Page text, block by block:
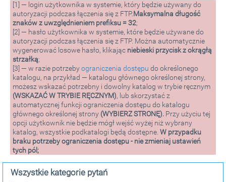
[1] — login użytkownika w systemie, który będzie używany do
autoryzacji podczas łączenia się z FTP.Maksymalna długość
znaków z uwzględnieniem prefiksu = 32;
[2] — hasło użytkownika w systemie, które będzie używane do
autoryzacji podczas łączenia się z FTP. Można automatycznie
wygenerować losowe hasło, klikając niebieski przycisk z okrągłą
strzałką;
[3] — w razie potrzebyograniczenia dostępu do określonego
katalogu, na przykład — katalogu głównego określonej strony,
możesz wskazać potrzebny i dowolny katalog w trybie ręcznym
(WSKAZAĆ W TRYBIE RĘCZNYM), lub skorzystać z
automatycznej funkcji ograniczenia dostępu do katalogu
głównego określonej strony (WYBIERZ STRONĘ). Przy użyciu tej
opcji użytkownik nie będzie mógł wejść wyżej niż wybrany
katalog, wszystkie podkatalogi będą dostępne. W przypadku
braku potrzeby ograniczenia dostępu - nie zmieniaj ustawień
tych pól;
Wszystkie kategorie pytań